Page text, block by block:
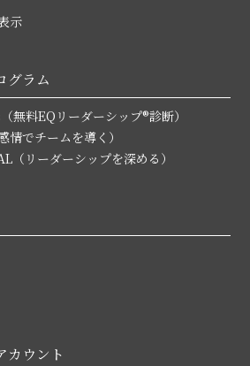
示
グラム
料EQリーダーシップ®診断）
情でチームを導く）
（リーダーシップを深める）
ウント